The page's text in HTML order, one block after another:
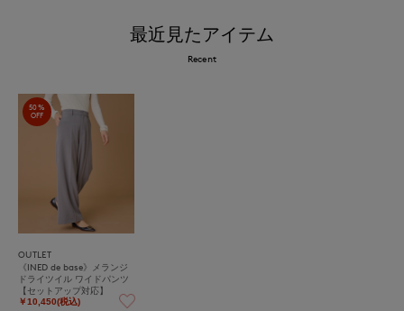
最近見たアイテム
Recent
50%
OFF
OUTLET
《INED de base》メランジ
ドライツイル ワイドパンツ
【セットアップ対応】
￥10,450(税込)